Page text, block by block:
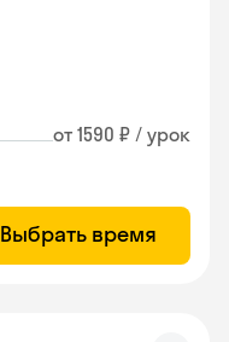
от 1590 ₽ / урок
Выбрать время